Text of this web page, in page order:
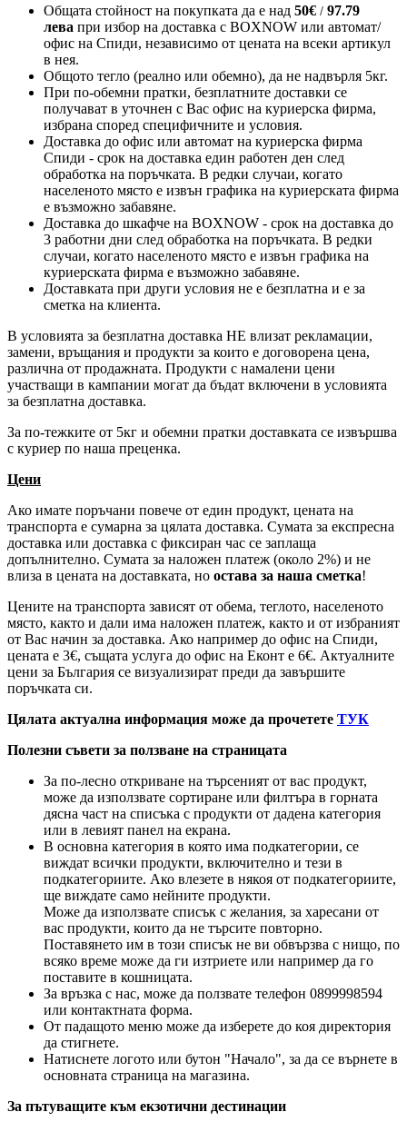
Общата стойност на покупката да е над 50€ / 97.79
лева при избор на доставка с BOXNOW или автомат/
офис на Спиди, независимо от цената на всеки артикул
в нея.
Общото тегло (реално или обемно), да не надвърля 5кг.
При по-обемни пратки, безплатните доставки се
получават в уточнен с Вас офис на куриерска фирма,
избрана според специфичните и условия.
Доставка до офис или автомат на куриерска фирма
Спиди - срок на доставка един работен ден след
обработка на поръчката. В редки случаи, когато
населеното място е извън графика на куриерската фирма
е възможно забавяне.
Доставка до шкафче на BOXNOW - срок на доставка до
3 работни дни след обработка на поръчката. В редки
случаи, когато населеното място е извън графика на
куриерската фирма е възможно забавяне.
Доставката при други условия не е безплатна и е за
сметка на клиента.
В условията за безплатна доставка НЕ влизат рекламации,
замени, връщания и продукти за които е договорена цена,
различна от продажната. Продукти с намалени цени
участващи в кампании могат да бъдат включени в условията
за безплатна доставка.
За по-тежките от 5кг и обемни пратки доставката се извършва
с куриер по наша преценка.
Цени
Ако имате поръчани повече от един продукт, цената на
транспорта е сумарна за цялата доставка. Сумата за експресна
доставка или доставка с фиксиран час се заплаща
допълнително. Сумата за наложен платеж (около 2%) и не
влиза в цената на доставката, но остава за наша сметка!
Цените на транспорта зависят от обема, теглото, населеното
място, както и дали има наложен платеж, както и от избраният
от Вас начин за доставка. Ако например до офис на Спиди,
цената е 3€, същата услуга до офис на Еконт е 6€. Актуалните
цени за България се визуализират преди да завършите
поръчката си.
Цялата актуална информация може да прочетете ТУК
Полезни съвети за ползване на страницата
За по-лесно откриване на търсеният от вас продукт,
може да използвате сортиране или филтъра в горната
дясна част на списъка с продукти от дадена категория
или в левият панел на екрана.
В основна категория в която има подкатегории, се
виждат всички продукти, включително и тези в
подкатегориите. Ако влезете в някоя от подкатегориите,
ще виждате само нейните продукти.
Може да използвате списък с желания, за харесани от
вас продукти, които да не търсите повторно.
Поставянето им в този списък не ви обвързва с нищо, по
всяко време може да ги изтриете или например да го
поставите в кошницата.
За връзка с нас, може да ползвате телефон 0899998594
или контактната форма.
От падащото меню може да изберете до коя директория
да стигнете.
Натиснете логото или бутон "Начало", за да се върнете в
основната страница на магазина.
За пътуващите към екзотични дестинации